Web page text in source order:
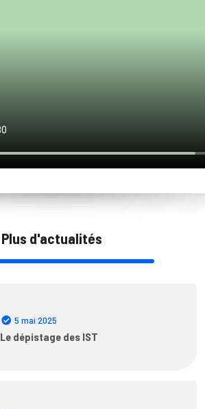
Plus d'actualités
5 mai 2025
Le dépistage des IST